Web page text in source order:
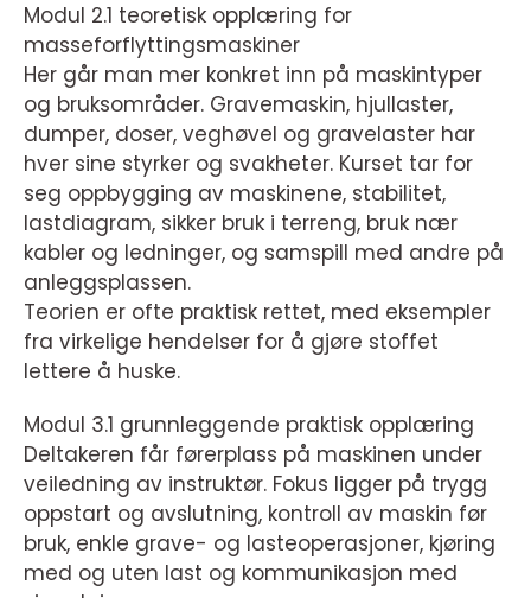
Modul 2.1 teoretisk opplæring for
masseforflyttingsmaskiner
Her går man mer konkret inn på maskintyper
og bruksområder. Gravemaskin, hjullaster,
dumper, doser, veghøvel og gravelaster har
hver sine styrker og svakheter. Kurset tar for
seg oppbygging av maskinene, stabilitet,
lastdiagram, sikker bruk i terreng, bruk nær
kabler og ledninger, og samspill med andre på
anleggsplassen.
Teorien er ofte praktisk rettet, med eksempler
fra virkelige hendelser for å gjøre stoffet
lettere å huske.
Modul 3.1 grunnleggende praktisk opplæring
Deltakeren får førerplass på maskinen under
veiledning av instruktør. Fokus ligger på trygg
oppstart og avslutning, kontroll av maskin før
bruk, enkle grave- og lasteoperasjoner, kjøring
med og uten last og kommunikasjon med